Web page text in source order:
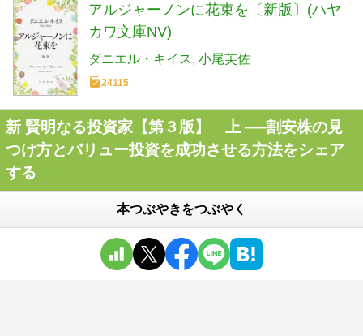
アルジャーノンに花束を〔新版〕(ハヤ
カワ文庫NV)
ダニエル・キイス 小尾芙佐
24115
新 賢明なる投資家【第３版】 上 ──割安株の見
つけ方とバリュー投資を成功させる方法をシェア
する
本つぶやきをつぶやく